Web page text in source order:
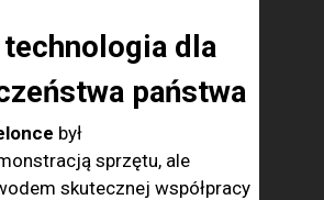
dla
państwa
był
sprzętu, ale
skutecznej współpracy